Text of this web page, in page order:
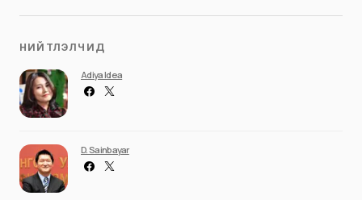
НИЙТЛЭЛЧИД
Adiya Idea
D. Sainbayar